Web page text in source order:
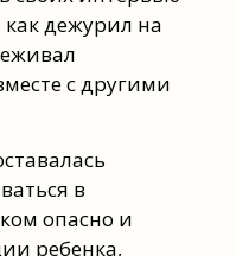
дежурил на
с другими
в
опасно и
ребенка,